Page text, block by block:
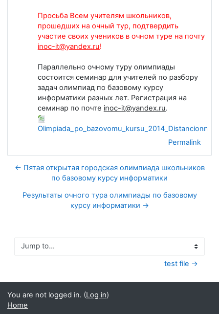
Просьба Всем учителям школьников,
прошедших на очный тур, подтвердить
участие своих учеников в очном туре на почту
inoc-it@yandex.ru!
Параллельно очному туру олимпиады
состоится семинар для учителей по разбору
задач олимпиад по базовому курсу
информатики разных лет. Регистрация на
семинар по почте inoc-it@yandex.ru.
Permalink
← Пятая открытая городская олимпиада школьников
по базовому курсу информатики
Результаты очного тура олимпиады по базовому
курсу информатики →
Jump to...
test file →
You are not logged in. (Log in)
Home